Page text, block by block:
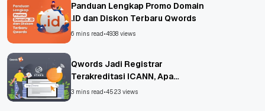
Panduan Lengkap Promo Domain
.ID dan Diskon Terbaru Qwords
6 mins read•4938 views
Qwords Jadi Registrar
Terakreditasi ICANN, Apa
Untungnya?
3 mins read•4523 views